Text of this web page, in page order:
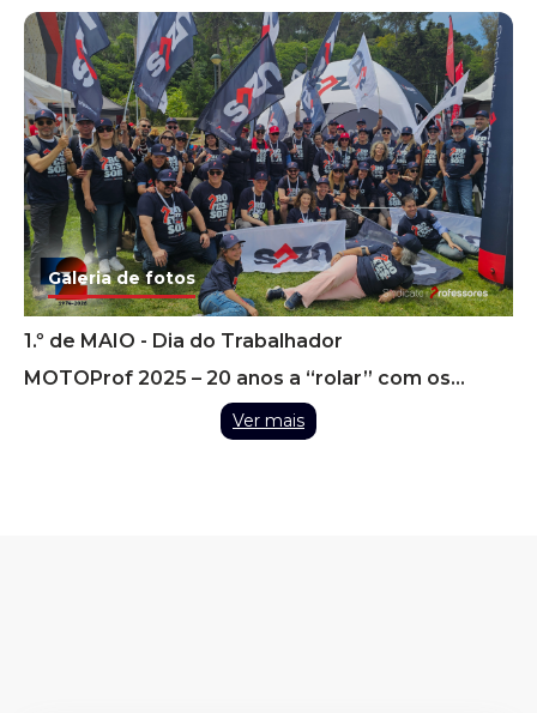
Galeria de fotos
1.º de MAIO - Dia do Trabalhador
MOTOProf 2025 – 20 anos a “rolar” com os
Ver mais